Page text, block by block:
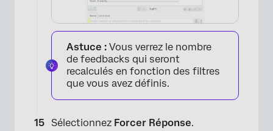
Astuce : Vous verrez le nombre
de feedbacks qui seront
recalculés en fonction des filtres
que vous avez définis.
Sélectionnez Forcer Réponse.